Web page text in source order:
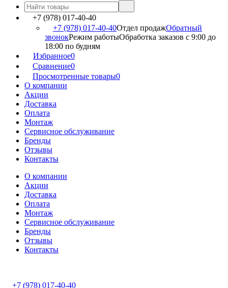
+7 (978) 017-40-40
+7 (978) 017-40-40Отдел продажОбратный
звонокРежим работыОбработка заказов с 9:00 до
18:00 по будням
Избранное0
Сравнение0
Просмотренные товары0
О компании
Акции
Доставка
Оплата
Монтаж
Сервисное обслуживание
Бренды
Отзывы
Контакты
О компании
Акции
Доставка
Оплата
Монтаж
Сервисное обслуживание
Бренды
Отзывы
Контакты
+7 (978) 017-40-40